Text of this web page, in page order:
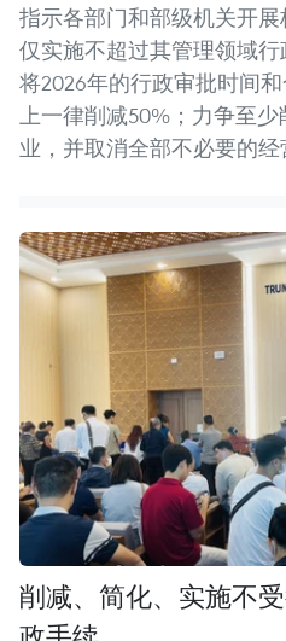
指示各部门和部级机关开
仅实施不超过其管理领域行
将2026年的行政审批时间
上一律削减50%；力争至
业，并取消全部不必要的经
削减、简化、实施不